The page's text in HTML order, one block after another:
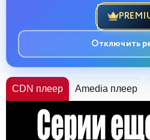
Отключить
CDN плеер Amedia плеер